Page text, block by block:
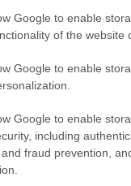
Google to enable
of the website
Google to enable
Google to enable
including
fraud prevention,
20 éve írtam